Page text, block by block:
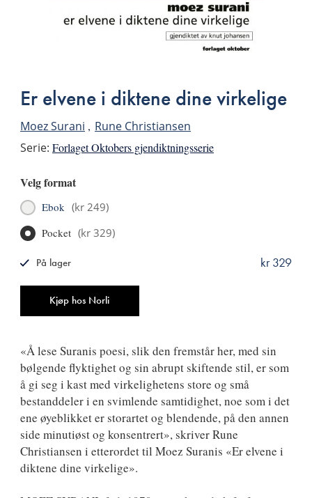
Er elvene i diktene dine virkelige
Moez Surani
Rune Christiansen
Serie: Forlaget Oktobers gjendiktningsserie
Velg format
Ebok (kr 249)
Pocket (kr 329)
Kjøp hos Norli
kr 329
På lager
«Å lese Suranis poesi, slik den fremstår her, med sin
bølgende flyktighet og sin abrupt skiftende stil, er som
å gi seg i kast med virkelighetens store og små
bestanddeler i en svimlende samtidighet, noe som i det
ene øyeblikket er storartet og blendende, på den annen
side minutiøst og konsentrert», skriver Rune
Christiansen i etterordet til Moez Suranis «Er elvene i
diktene dine virkelige».